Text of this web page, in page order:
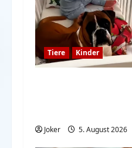
Tiere Kinder
Joker 5. August 2026